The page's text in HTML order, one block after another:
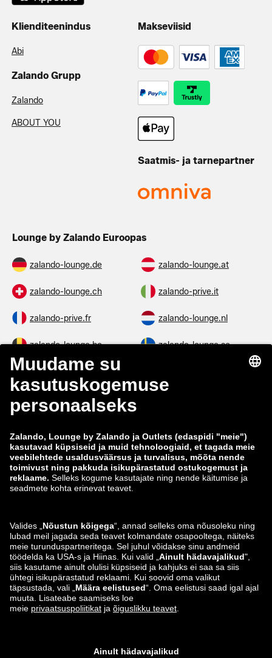
Klienditeenindus
Abi
Zalando Grupp
Zalando
ABOUT YOU
Makseviisid
Saatmis- ja tarnepartner
Lounge by Zalando Euroopas
zalando-lounge.de zalando-lounge.at
zalando-lounge.ch zalando-prive.it
zalando-prive.fr zalando-lounge.nl
zalando-lounge.be zalando-lounge.se
zalando-lounge.fi
zalando-lounge.co.uk
zalando-lounge.lt zalando-lounge.sk
zalando-lounge.ro zalando-lounge.hr
zalando-lounge.lu zalando-lounge.ee
zalando-lounge.lv zalando-lounge.no
Leiad meid ka siit